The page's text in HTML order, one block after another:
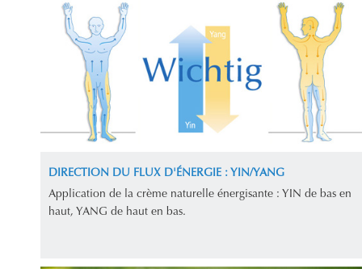
DIRECTION DU FLUX D'ÉNERGIE : YIN/YANG
Application de la crème naturelle énergisante : YIN de bas en
haut, YANG de haut en bas.